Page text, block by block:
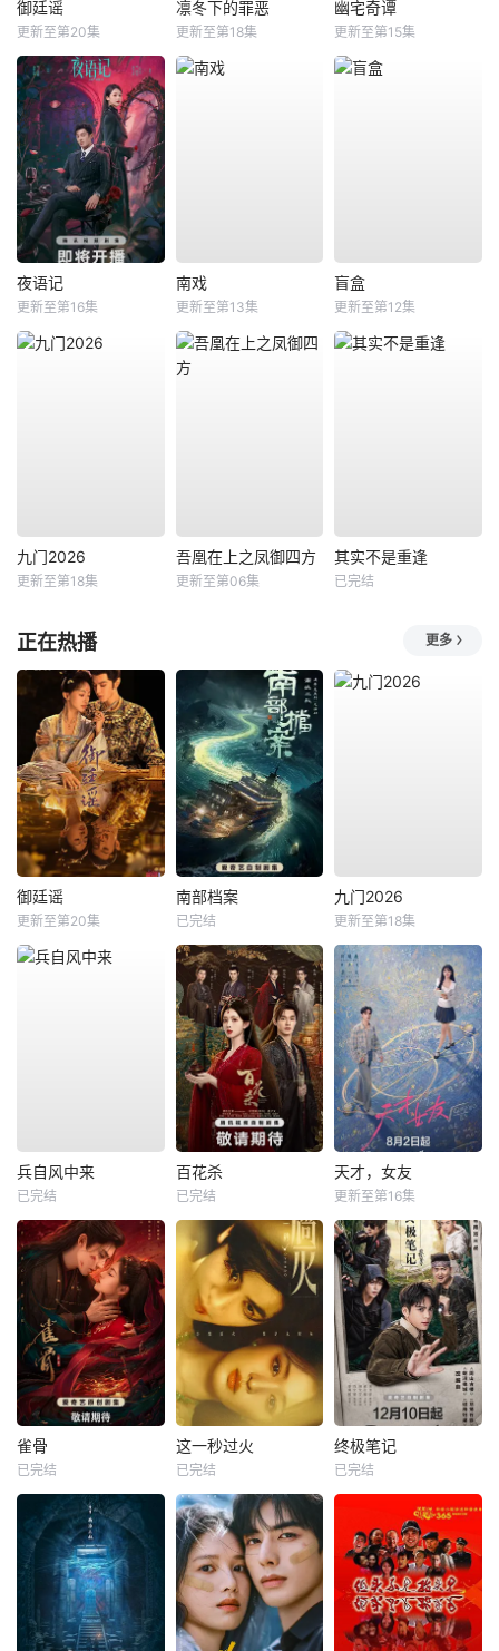
御廷谣
更新至第20集
凛冬下的罪恶
更新至第18集
幽宅奇谭
更新至第15集
夜语记
更新至第16集
南戏
更新至第13集
盲盒
更新至第12集
九门2026
更新至第18集
吾凰在上之凤御四方
更新至第06集
其实不是重逢
已完结
正在热播 更多
御廷谣
更新至第20集
南部档案
已完结
九门2026
更新至第18集
兵自风中来
已完结
百花杀
已完结
天才，女友
更新至第16集
雀骨
已完结
这一秒过火
已完结
终极笔记
已完结